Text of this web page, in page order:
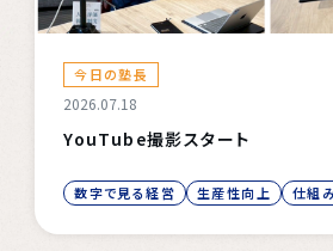
今日の塾長
2026.07.18
YouTube撮影スタート
数字で見る経営 生産性向上 仕組